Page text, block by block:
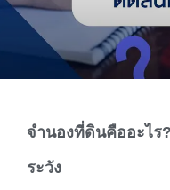
จำนองที่ดินคืออะไ
ระวัง